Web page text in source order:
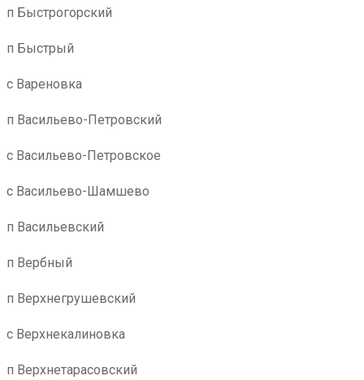
п Быстрогорский
п Быстрый
с Вареновка
п Васильево-Петровский
с Васильево-Петровское
с Васильево-Шамшево
п Васильевский
п Вербный
п Верхнегрушевский
с Верхнекалиновка
п Верхнетарасовский